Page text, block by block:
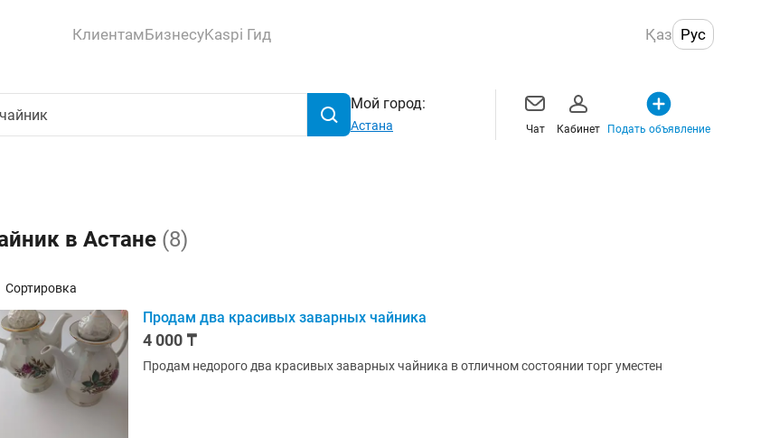
КлиентамБизнесуKaspi Гид Қаз Рус
Мой город:
Астана Чат Кабинет Подать объявление
в Астане (8)
Сортировка
Продам два красивых заварных чайника
4 000 ₸
Продам недорого два красивых заварных чайника в отличном состоянии торг уместен